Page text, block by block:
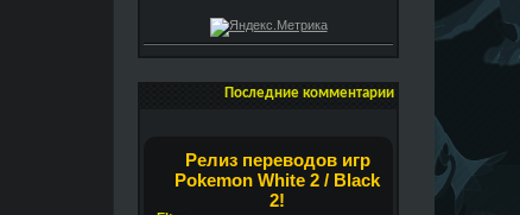
Последние комментарии
Релиз переводов игр
Pokemon White 2 / Black
2!